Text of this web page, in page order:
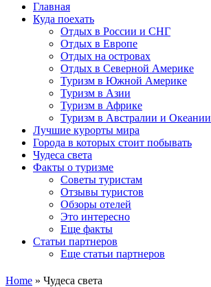
Главная
Куда поехать
Отдых в России и СНГ
Отдых в Европе
Отдых на островах
Отдых в Северной Америке
Туризм в Южной Америке
Туризм в Азии
Туризм в Африке
Туризм в Австралии и Океании
Лучшие курорты мира
Города в которых стоит побывать
Чудеса света
Факты о туризме
Советы туристам
Отзывы туристов
Обзоры отелей
Это интересно
Еще факты
Статьи партнеров
Еще статьи партнеров
Home » Чудеса света